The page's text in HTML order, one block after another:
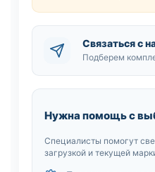
Связаться с
Подберем
Нужна помощь с
Специалисты помогут
загрузкой и текущей